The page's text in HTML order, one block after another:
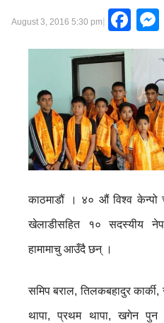
August 3, 2016 5:30 pm|
काठमाडौं । ४० औं विश्व केन्पो
खेलाडीसहित १० सदस्यीय
हामामाचु आउँदै छन् ।
समिप बराल, तिलकबहादुर कार्की,
थापा, प्रथम थापा, खगेन पुन